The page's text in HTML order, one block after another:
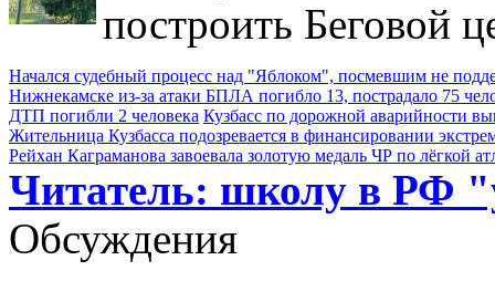
построить Беговой
Начался судебный процесс над "Яблоком", посмевшим не
Нижнекамске из-за атаки БПЛА погибло 13, пострадало 75
ДТП погибли 2 человека Кузбасс по дорожной аварийности
Жительница Кузбасса подозревается в финансировании
Рейхан Каграманова завоевала золотую медаль ЧР по лёгкой
Читатель: школу в РФ
Обсуждения